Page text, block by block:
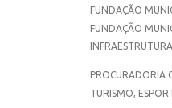
FUNDAÇÃO
FUNDAÇÃO
PROCURADORIA
TURISMO,